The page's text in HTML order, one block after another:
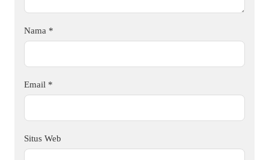
Nama *
Email *
Situs Web